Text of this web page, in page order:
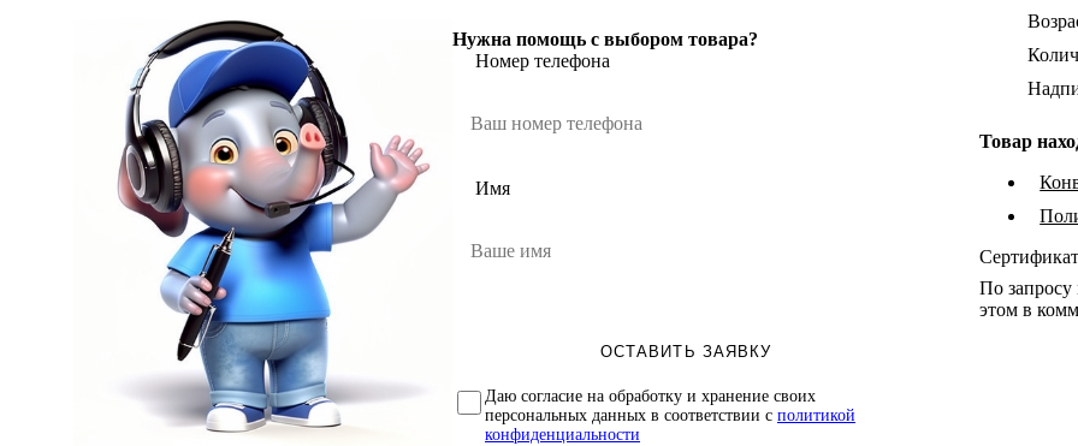
Нужна помощь с выбором товара?
Номер телефона
Имя
ОСТАВИТЬ ЗАЯВКУ
Даю согласие на обработку и хранение своих
персональных данных в соответствии с политикой
конфиденциальности
Товар
Сертификат
По
этом в